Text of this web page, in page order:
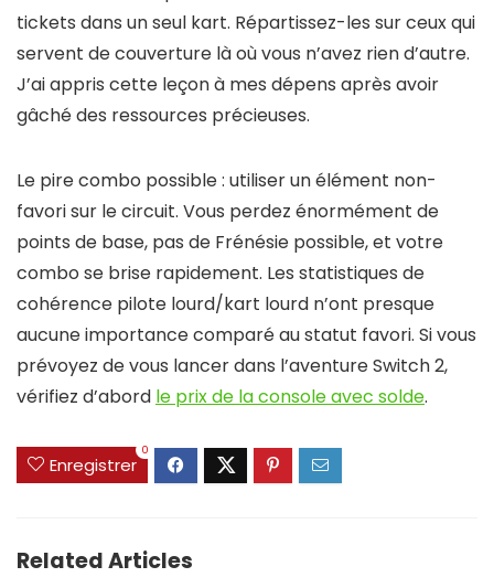
tickets dans un seul kart. Répartissez-les sur ceux qui
servent de couverture là où vous n’avez rien d’autre.
J’ai appris cette leçon à mes dépens après avoir
gâché des ressources précieuses.
Le pire combo possible : utiliser un élément non-
favori sur le circuit. Vous perdez énormément de
points de base, pas de Frénésie possible, et votre
combo se brise rapidement. Les statistiques de
cohérence pilote lourd/kart lourd n’ont presque
aucune importance comparé au statut favori. Si vous
prévoyez de vous lancer dans l’aventure Switch 2,
vérifiez d’abord le prix de la console avec solde.
Enregistrer
0
Related Articles